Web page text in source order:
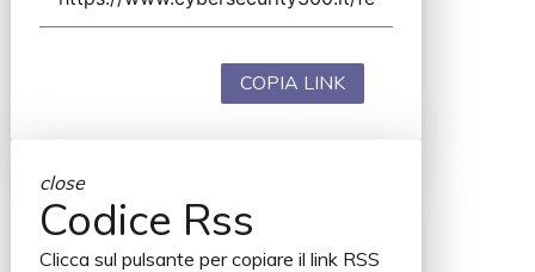
COPIA LINK
close
Codice Rss
Clicca sul pulsante per copiare il link RSS